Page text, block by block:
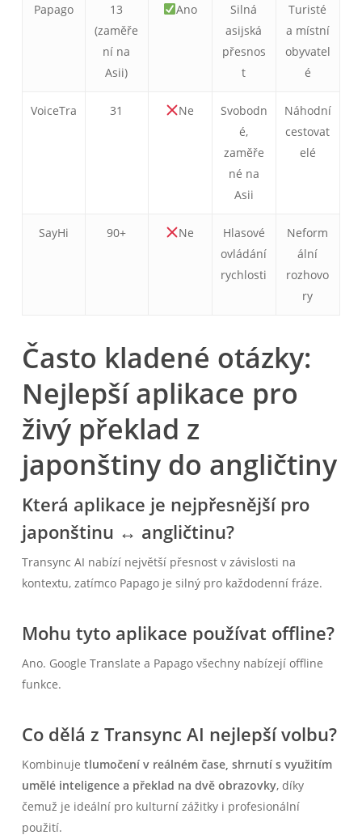
Papago
13
(zaměře
ní na
Asii)
Ano
Silná
asijská
přesnos
t
Turisté
a místní
obyvatel
é
VoiceTra 31 Ne
Svobodn
é,
zaměře
né na
Asii
Náhodní
cestovat
elé
SayHi 90+ Ne
Hlasové
ovládání
rychlosti
Neform
ální
rozhovo
ry
Často kladené otázky:
Nejlepší aplikace pro
živý překlad z
japonštiny do angličtiny
Která aplikace je nejpřesnější pro
japonštinu ↔ angličtinu?
Transync AI nabízí největší přesnost v závislosti na
kontextu, zatímco Papago je silný pro každodenní fráze.
Mohu tyto aplikace používat offline?
Ano. Google Translate a Papago všechny nabízejí offline
funkce.
Co dělá z Transync AI nejlepší volbu?
Kombinuje tlumočení v reálném čase, shrnutí s využitím
umělé inteligence a překlad na dvě obrazovky, díky
čemuž je ideální pro kulturní zážitky i profesionální
použití.